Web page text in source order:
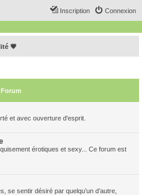
Connexion
Inscription
💗
Forum
et avec ouverture d'esprit.
érotiques et sexy... Ce forum est
se sentir désiré par quelqu’un d’autre,